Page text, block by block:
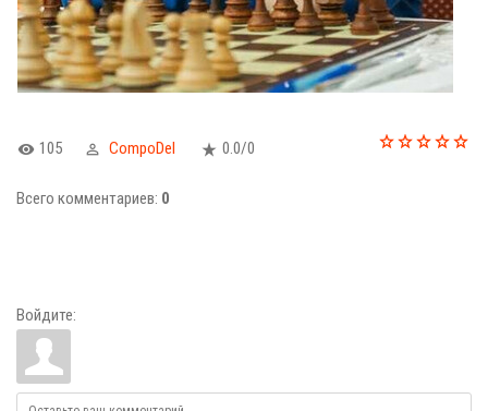
105 CompoDel 0.0/0
Всего комментариев: 0
Войдите: